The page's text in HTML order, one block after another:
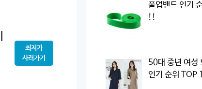
최저가
사러가기
풀업밴드 인기
!!
50대 중년 여성
인기 순위 TOP